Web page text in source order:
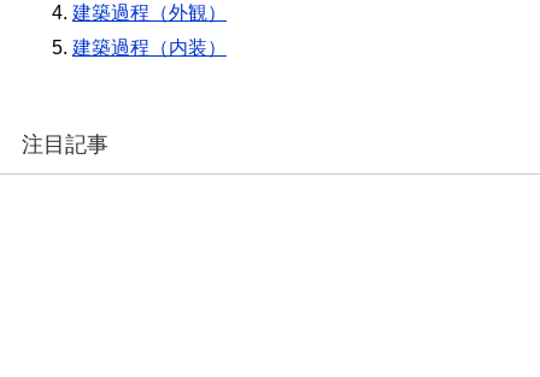
建築過程（外観）
建築過程（内装）
注目記事